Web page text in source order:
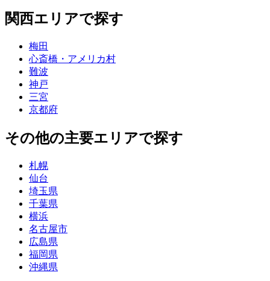
関西エリアで探す
梅田
心斎橋・アメリカ村
難波
神戸
三宮
京都府
その他の主要エリアで探す
札幌
仙台
埼玉県
千葉県
横浜
名古屋市
広島県
福岡県
沖縄県